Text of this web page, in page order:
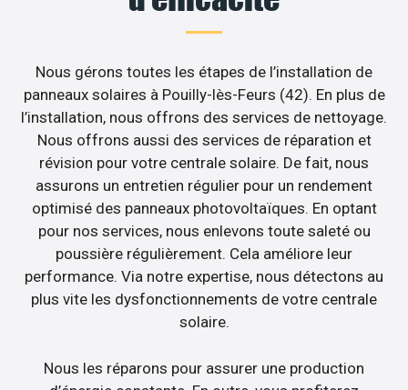
Nous gérons toutes les étapes de l’installation de
panneaux solaires à Pouilly-lès-Feurs (42). En plus de
l’installation, nous offrons des services de nettoyage.
Nous offrons aussi des services de réparation et
révision pour votre centrale solaire. De fait, nous
assurons un entretien régulier pour un rendement
optimisé des panneaux photovoltaïques. En optant
pour nos services, nous enlevons toute saleté ou
poussière régulièrement. Cela améliore leur
performance. Via notre expertise, nous détectons au
plus vite les dysfonctionnements de votre centrale
solaire.
Nous les réparons pour assurer une production